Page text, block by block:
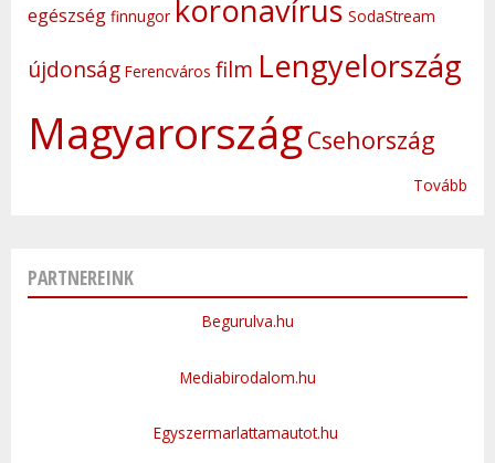
egészség finnugor koronavírus SodaStream
újdonság Ferencváros film Lengyelország
MagyarországCsehország
Tovább
PARTNEREINK
Begurulva.hu
Mediabirodalom.hu
Egyszermarlattamautot.hu